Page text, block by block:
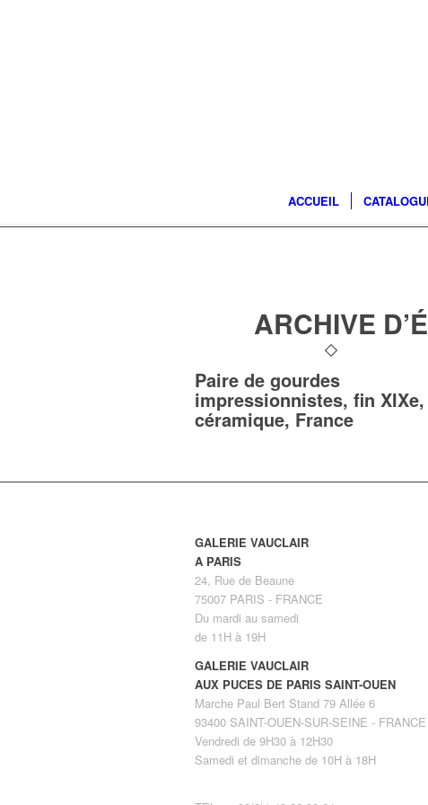
ACCUEIL
ARCHIVE
Paire de gourdes
impressionnistes, fin XIXe,
céramique, France
GALERIE VAUCLAIR
A PARIS
24, Rue de Beaune
75007 PARIS - FRANCE
Du mardi au samedi
de 11H à 19H
GALERIE VAUCLAIR
AUX PUCES DE PARIS SAINT-OUEN
Marche Paul Bert Stand 79 Allée 6
93400 SAINT-OUEN-SUR-SEINE - FRANCE
Vendredi de 9H30 à 12H30
Samedi et dimanche de 10H à 18H